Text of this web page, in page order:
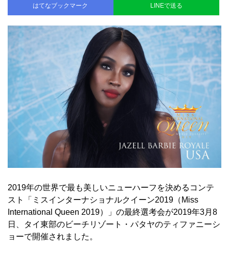
はてなブックマーク LINEで送る
2019年の世界で最も美しいニューハーフを決めるコンテ
スト「ミスインターナショナルクイーン2019（Miss
International Queen 2019）」の最終選考会が2019年3月8
日、タイ東部のビーチリゾート・パタヤのティファニーシ
ョーで開催されました。